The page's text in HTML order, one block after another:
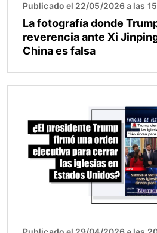
Publicado el 22/05/2026 a las
La fotografía donde
reverencia ante Xi
China es falsa